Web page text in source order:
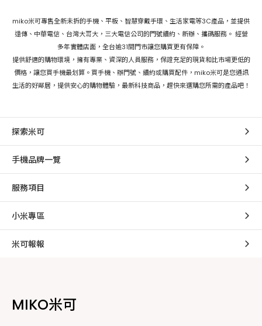
miko米可專售全新未拆的手機、平板、智慧穿戴手環、生活家電等3C產品，並提供
遠傳、中華電信、台灣大哥大，三大電信公司的門號續約、新辦、攜碼服務。 經營
多年實體店面，全台逾31間門市讓您購買更有保障。
提供舒適的購物環境，擁有專業、資深的人員服務，保證充足的現貨和比市場更低的
價格，讓您買手機最划算。買手機、辦門號、續約或購買配件，miko米可是您通訊
生活的好鄰居，提供安心的購物體驗，最新科技商品，趕快來選購您所需的產品吧！
探索米可
手機品牌一覽
服務項目
小米專區
米可報報
MIKO米可